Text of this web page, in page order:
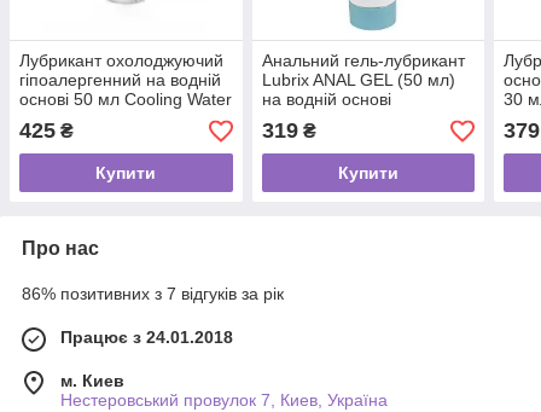
Лубрикант охолоджуючий
гіпоалергенний на водній
основі 50 мл Cooling Water
Based Lube від Stimul8
425 ₴
Купити
Анальний гель-лубрикант
Lubrix ANAL GEL (50 мл)
на водній основі
319₴
Купити
30
379
Про нас
86% позитивних з 7 відгуків за рік
Працює з 24.01.2018
м. Киев
Нестеровський провулок 7, Киев, Україна